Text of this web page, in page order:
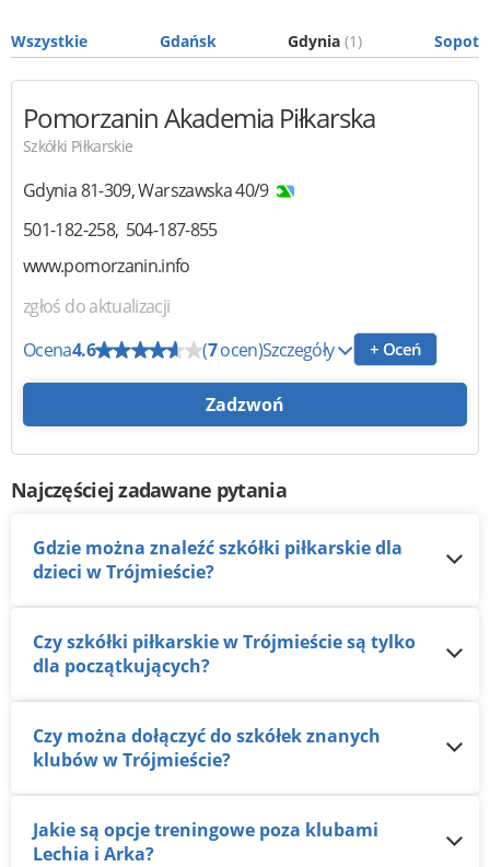
Wszystkie Gdańsk Gdynia(1) Sopot
Pomorzanin Akademia Piłkarska
Szkółki Piłkarskie
Gdynia81-309,Warszawska 40/9
501-182-258 504-187-855
www.pomorzanin.info
zgłoś do aktualizacji
Ocena4.6 (7ocen)Szczegóły + Oceń
Zadzwoń
Najczęściej zadawane pytania
Gdzie można znaleźć szkółki piłkarskie dla
dzieci w Trójmieście?
Czy szkółki piłkarskie w Trójmieście są tylko
dla początkujących?
Czy można dołączyć do szkółek znanych
klubów w Trójmieście?
Jakie są opcje treningowe poza klubami
Lechia i Arka?